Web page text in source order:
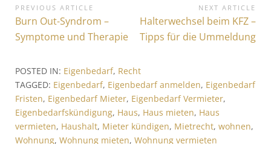
B
e
t
r
a
g
PREVIOUS ARTICLE
P
r
i
o
u
s
A
Burn Out-Syndrom –
Symptome und Therapie
NEXT ARTICLE
N
e
A
r
t
c
Halterwechsel beim KFZ –
Tipps für die Ummeldung
POSTED IN: Eigenbedarf, Recht
TAGGED: Eigenbedarf, Eigenbedarf anmelden, Eigenbedarf
Fristen, Eigenbedarf Mieter, Eigenbedarf Vermieter,
Eigenbedarfskündigung, Haus, Haus mieten, Haus
vermieten, Haushalt, Mieter kündigen, Mietrecht, wohnen,
Wohnung, Wohnung mieten, Wohnung vermieten